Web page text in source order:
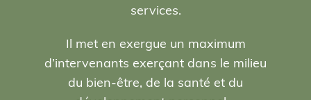
services.
Il met en exergue un maximum
d’intervenants exerçant dans le milieu
du bien-être, de la santé et du